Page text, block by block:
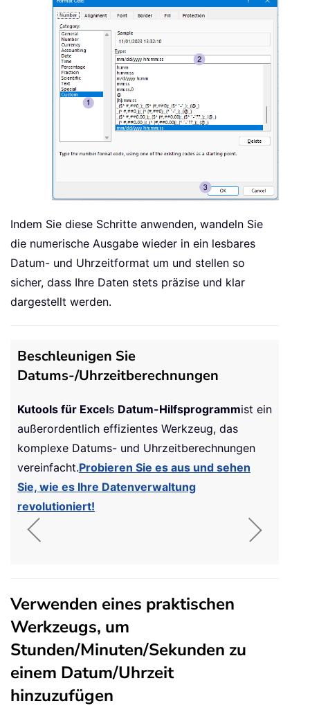
Indem Sie diese Schritte anwenden, wandeln Sie
die numerische Ausgabe wieder in ein lesbares
Datum- und Uhrzeitformat um und stellen so
sicher, dass Ihre Daten stets präzise und klar
dargestellt werden.
Beschleunigen Sie
Datums-/Uhrzeitberechnungen
Kutools für Excels Datum-Hilfsprogrammist ein
außerordentlich effizientes Werkzeug, das
komplexe Datums- und Uhrzeitberechnungen
vereinfacht.Probieren Sie es aus und sehen
Sie, wie es Ihre Datenverwaltung
revolutioniert!
Verwenden eines praktischen
Werkzeugs, um
Stunden/Minuten/Sekunden zu
einem Datum/Uhrzeit
hinzuzufügen